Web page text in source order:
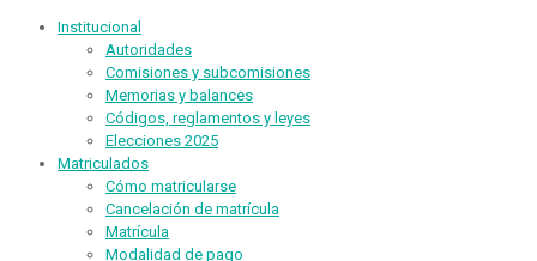
Institucional
Autoridades
Comisiones y subcomisiones
Memorias y balances
Códigos, reglamentos y leyes
Elecciones 2025
Matriculados
Cómo matricularse
Cancelación de matrícula
Matrícula
Modalidad de pago